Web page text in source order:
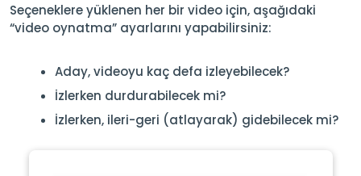
Seçeneklere yüklenen her bir video için, aşağıdaki
“video oynatma” ayarlarını yapabilirsiniz:
Aday, videoyu kaç defa izleyebilecek?
İzlerken durdurabilecek mi?
İzlerken, ileri-geri (atlayarak) gidebilecek mi?